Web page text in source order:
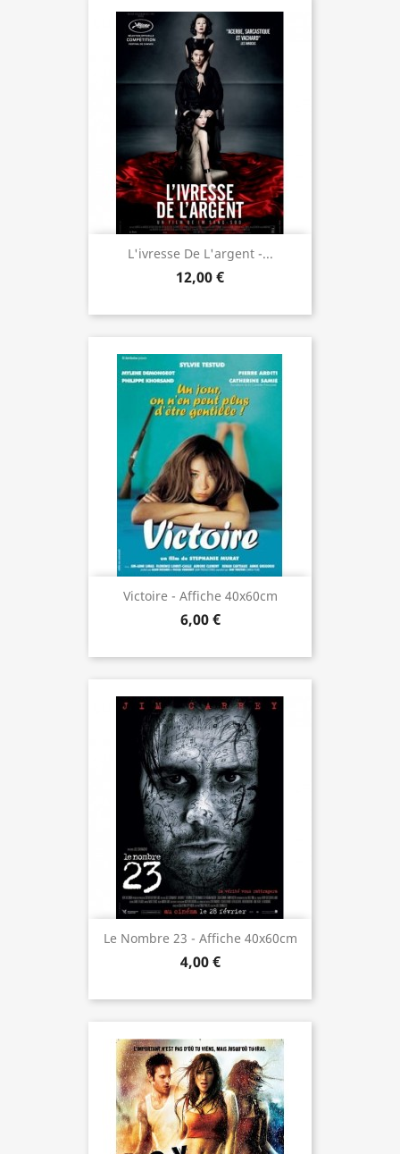
L'ivresse De L'argent -...
12,00 €
Victoire - Affiche 40x60cm
6,00 €
Le Nombre 23 - Affiche 40x60cm
4,00 €